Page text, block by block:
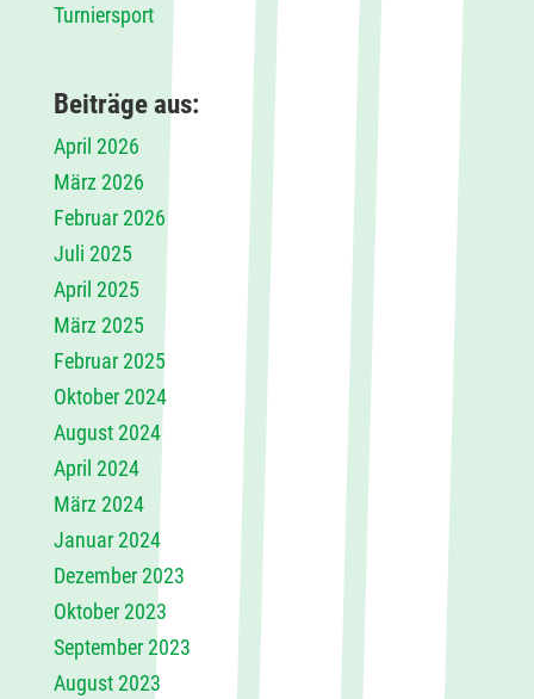
Turniersport
Beiträge aus:
April 2026
März 2026
Februar 2026
Juli 2025
April 2025
März 2025
Februar 2025
Oktober 2024
August 2024
April 2024
März 2024
Januar 2024
Dezember 2023
Oktober 2023
September 2023
August 2023